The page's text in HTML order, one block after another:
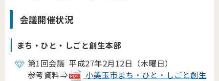
会議開催状況
まち・ひと・しごと創生本部
第1回会議 平成27年2月12日（木曜日）
参考資料⇒
小美玉市まち・ひと・しごと創生